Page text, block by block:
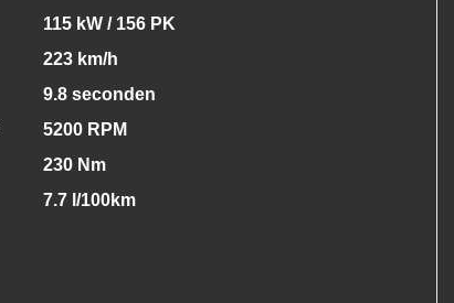
115 kW / 156 PK
223 km/h
9.8 seconden
5200 RPM
230 Nm
7.7 l/100km